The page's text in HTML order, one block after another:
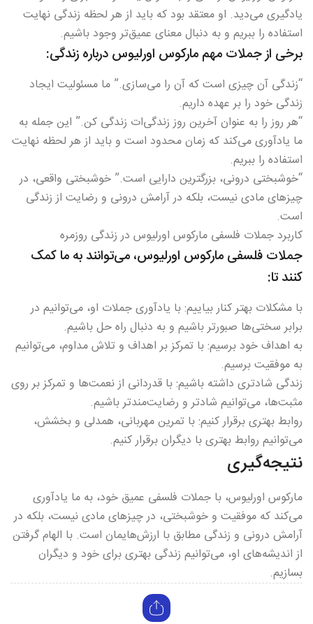
یادگیری می‌دید. او معتقد بود که باید از هر لحظه زندگی نهایت
استفاده را ببریم و به دنبال معنای عمیق‌تر وجود باشیم.
برخی از جملات مهم مارکوس اورلیوس درباره زندگی:
“زندگی آن چیزی است که آن را می‌سازی.” ما مسئولیت ایجاد
زندگی خود را بر عهده داریم.
“هر روز را به عنوان آخرین روز زندگی‌ات زندگی کن.” این جمله به
ما یادآوری می‌کند که زمان محدود است و باید از هر لحظه نهایت
استفاده را ببریم.
“خوشبختی درونی، بزرگترین دارایی است.” خوشبختی واقعی، در
چیزهای مادی نیست، بلکه در آرامش درونی و رضایت از زندگی
است.
کاربرد جملات فلسفی مارکوس اورلیوس در زندگی روزمره
جملات فلسفی مارکوس اورلیوس، می‌توانند به ما کمک
کنند تا:
با مشکلات بهتر کنار بیاییم: با یادآوری جملات او، می‌توانیم در
برابر سختی‌ها صبورتر باشیم و به دنبال راه حل باشیم.
به اهداف خود برسیم: با تمرکز بر اهداف و تلاش مداوم، می‌توانیم
به موفقیت برسیم.
زندگی شادتری داشته باشیم: با قدردانی از نعمت‌ها و تمرکز بر روی
مثبت‌ها، می‌توانیم شادتر و رضایت‌مندتر باشیم.
روابط بهتری برقرار کنیم: با تمرین مهربانی، همدلی و بخشش،
می‌توانیم روابط بهتری با دیگران برقرار کنیم.
نتیجه‌گیری
مارکوس اورلیوس، با جملات فلسفی عمیق خود، به ما یادآوری
می‌کند که موفقیت و خوشبختی، در چیزهای مادی نیست، بلکه در
آرامش درونی و زندگی مطابق با ارزش‌هایمان است. با الهام گرفتن
از اندیشه‌های او، می‌توانیم زندگی بهتری برای خود و دیگران
بسازیم.